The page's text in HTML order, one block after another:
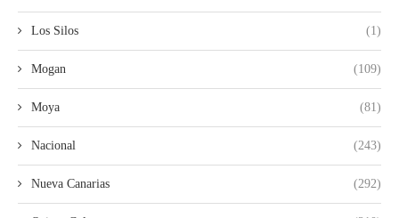
Los Silos (1)
Mogan (109)
Moya (81)
Nacional (243)
Nueva Canarias (292)